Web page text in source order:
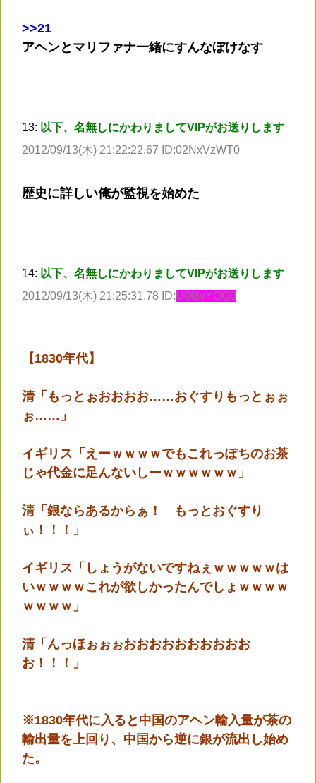
>>21
アヘンとマリファナ一緒にすんなぼけなす
13: 以下、名無しにかわりましてVIPがお送りします
2012/09/13(木) 21:22:22.67 ID:02NxVzWT0
歴史に詳しい俺が監視を始めた
14: 以下、名無しにかわりましてVIPがお送りします
2012/09/13(木) 21:25:31.78 ID:U0f8vYOQ0
【1830年代】
清「もっとぉおおおお……おぐすりもっとぉぉ
ぉ……」
イギリス「えーｗｗｗｗでもこれっぽちのお茶
じゃ代金に足んないしーｗｗｗｗｗｗ」
清「銀ならあるからぁ！ もっとおぐすり
ぃ！！！」
イギリス「しょうがないですねぇｗｗｗｗｗは
いｗｗｗｗこれが欲しかったんでしょｗｗｗｗ
ｗｗｗｗ」
清「んっほぉぉぉおおおおおおおおおお
お！！！」
※1830年代に入ると中国のアヘン輸入量が茶の
輸出量を上回り、中国から逆に銀が流出し始め
た。